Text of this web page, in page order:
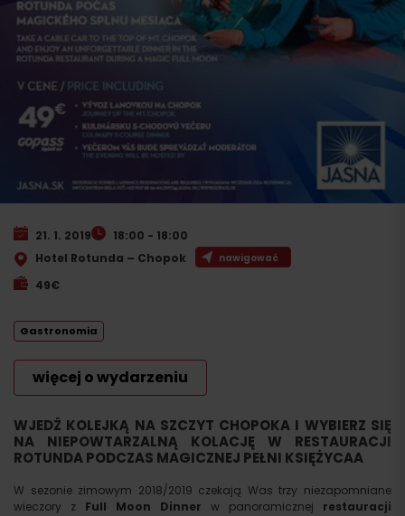
WJEDŹ KOLEJKĄ NA SZCZYT CHOPOKA I WYBIERZ SIĘ
NA NIEPOWTARZALNĄ KOLACJĘ W RESTAURACJI
ROTUNDA PODCZAS MAGICZNEJ PEŁNI KSIĘŻYCAA
W sezonie zimowym 2018/2019 czekają Was trzy niezapomniane
wieczory z Full Moon Dinner w panoramicznej restauracji
21. 1. 2019
18:00 - 18:00
Hotel Rotunda – Chopok
nawigować
49€
Gastronomia
więcej o wydarzeniu